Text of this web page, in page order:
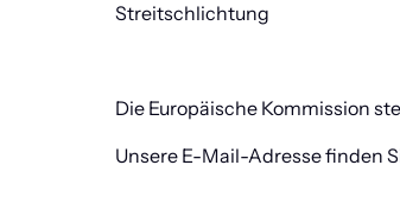
Streitschlichtung
Die Europäische Kommission
Unsere E-Mail-Adresse finden